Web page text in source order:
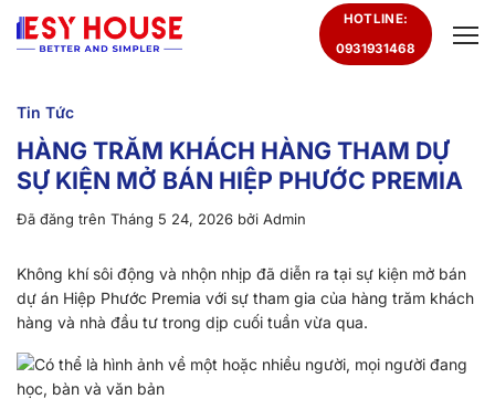
đến
HOTLINE:
0931931468
Tin Tức
HÀNG TRĂM KHÁCH HÀNG THAM DỰ
SỰ KIỆN MỞ BÁN HIỆP PHƯỚC PREMIA
Đã đăng trên Tháng 5 24, 2026 bởi Admin
Không khí sôi động và nhộn nhịp đã diễn ra tại sự kiện mở bán
dự án Hiệp Phước Premia với sự tham gia của hàng trăm khách
hàng và nhà đầu tư trong dịp cuối tuần vừa qua.